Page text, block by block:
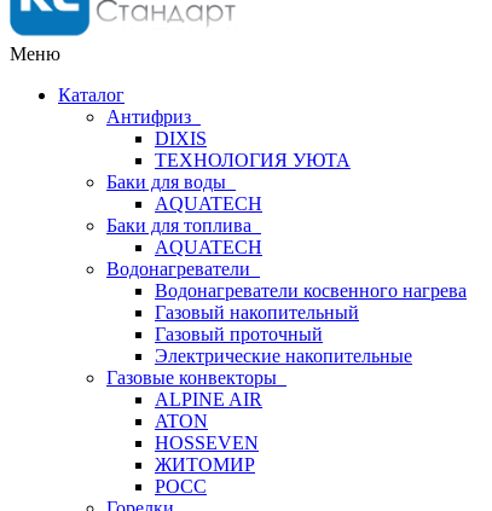
Меню
Каталог
Антифриз
DIXIS
ТЕХНОЛОГИЯ УЮТА
Баки для воды
AQUATECH
Баки для топлива
AQUATECH
Водонагреватели
Водонагреватели косвенного нагрева
Газовый накопительный
Газовый проточный
Электрические накопительные
Газовые конвекторы
ALPINE AIR
ATON
HOSSEVEN
ЖИТОМИР
РОСС